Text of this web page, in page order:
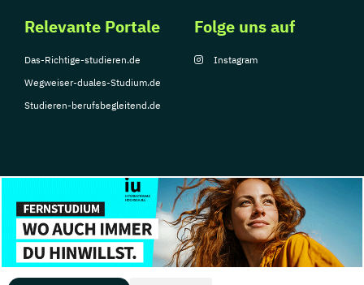
Relevante Portale
Das-Richtige-studieren.de
Wegweiser-duales-Studium.de
Studieren-berufsbegleitend.de
Folge uns auf
Instagram
© Copyright 2026, TarGroup Media GmbH
Impressum
Datenschutzerklärung Nutzungsbedingungen